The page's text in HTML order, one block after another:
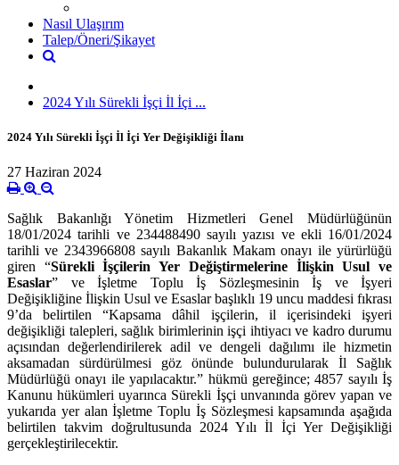
Nasıl Ulaşırım
Talep/Öneri/Şikayet
2024 Yılı Sürekli İşçi İl İçi ...
2024 Yılı Sürekli İşçi İl İçi Yer Değişikliği İlanı
27 Haziran 2024
Sağlık Bakanlığı Yönetim Hizmetleri Genel Müdürlüğünün
18/01/2024 tarihli ve 234488490 sayılı yazısı ve ekli 16/01/2024
tarihli ve 2343966808 sayılı Bakanlık Makam onayı ile yürürlüğü
giren “Sürekli İşçilerin Yer Değiştirmelerine İlişkin Usul ve
Esaslar” ve İşletme Toplu İş Sözleşmesinin İş ve İşyeri
Değişikliğine İlişkin Usul ve Esaslar başlıklı 19 uncu maddesi fıkrası
9’da belirtilen “Kapsama dâhil işçilerin, il içerisindeki işyeri
değişikliği talepleri, sağlık birimlerinin işçi ihtiyacı ve kadro durumu
açısından değerlendirilerek adil ve dengeli dağılımı ile hizmetin
aksamadan sürdürülmesi göz önünde bulundurularak İl Sağlık
Müdürlüğü onayı ile yapılacaktır.” hükmü gereğince; 4857 sayılı İş
Kanunu hükümleri uyarınca Sürekli İşçi unvanında görev yapan ve
yukarıda yer alan İşletme Toplu İş Sözleşmesi kapsamında aşağıda
belirtilen takvim doğrultusunda 2024 Yılı İl İçi Yer Değişikliği
gerçekleştirilecektir.